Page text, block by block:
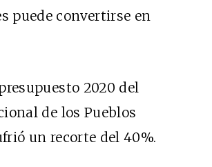
puede convertirse en
2020 del
de los Pueblos
un recorte del 40%.